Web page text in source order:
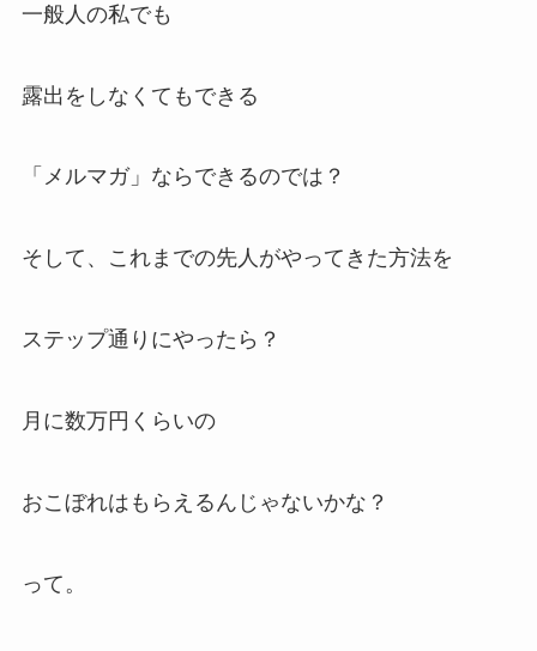
一般人の私でも
露出をしなくてもできる
「メルマガ」ならできるのでは？
そして、これまでの先人がやってきた方法を
ステップ通りにやったら？
月に数万円くらいの
おこぼれはもらえるんじゃないかな？
って。